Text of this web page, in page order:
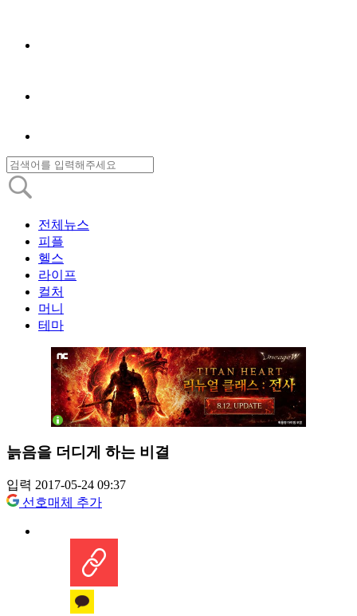
전체뉴스
피플
헬스
라이프
컬처
머니
테마
늙음을 더디게 하는 비결
입력 2017-05-24 09:37
선호매체 추가